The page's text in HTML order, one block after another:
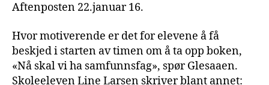
Aftenposten 22.januar 16.
Hvor motiverende er det for elevene å få
beskjed i starten av timen om å ta opp boken,
«Nå skal vi ha samfunnsfag», spør Glesaaen.
Skoleeleven Line Larsen skriver blant annet: